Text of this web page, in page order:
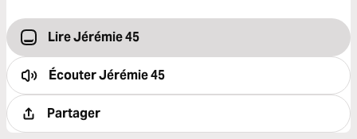
Lire Jérémie 45
ÉcouterJérémie 45
Partager